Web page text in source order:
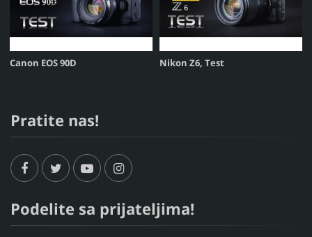
Canon EOS 90D Nikon Z6, Test
Pratite nas!
Podelite sa prijateljima!